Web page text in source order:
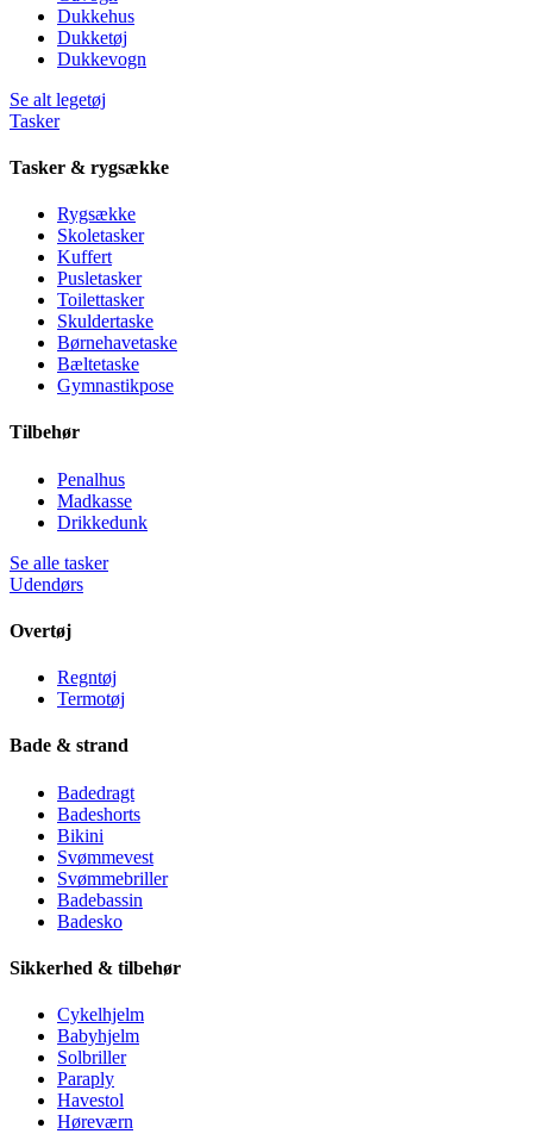
Dukkehus
Dukketøj
Dukkevogn
Se alt legetøj
Tasker
Tasker & rygsække
Rygsække
Skoletasker
Kuffert
Pusletasker
Toilettasker
Skuldertaske
Børnehavetaske
Bæltetaske
Gymnastikpose
Tilbehør
Penalhus
Madkasse
Drikkedunk
Se alle tasker
Udendørs
Overtøj
Regntøj
Termotøj
Bade & strand
Badedragt
Badeshorts
Bikini
Svømmevest
Svømmebriller
Badebassin
Badesko
Sikkerhed & tilbehør
Cykelhjelm
Babyhjelm
Solbriller
Paraply
Havestol
Høreværn